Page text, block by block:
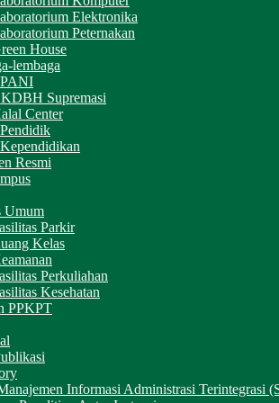
Elektronika
Peternakan
House
lembaga
Supremasi
Center
Resmi
Umum
Parkir
Kelas
Perkuliahan
Kesehatan
PPKPT
Informasi Administrasi Terintegrasi